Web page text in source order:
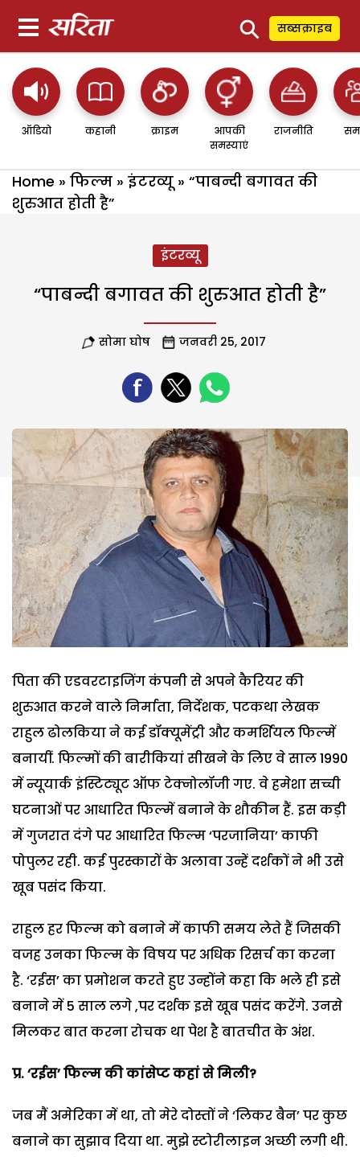
⚲ सब्सक्राइब
ऑडियो कहानी क्राइम
आपकी
समस्याएं
राजनीति
Home » फिल्म » इंटरव्यू» “पाबन्दी बगावत की
शुरुआत होती है”
इंटरव्यू
“पाबन्दी बगावत की शुरुआत होती है”
सोमा घोष जनवरी 25, 2017
पिता की एडवरटाइजिंग कंपनी से अपने कैरियर की
शुरुआत करने वाले निर्माता, निर्देशक, पटकथा लेखक
राहुल ढोलकिया ने कई डॉक्यूमेंट्री और कमर्शियल फिल्में
बनायीं. फिल्मों की बारीकियां सीखने के लिए वे साल 1990
में न्यूयार्क इंस्टिट्यूट ऑफ टेक्नोलॉजी गए. वे हमेशा सच्ची
घटनाओं पर आधारित फिल्में बनाने के शौकीन हैं. इस कड़ी
में गुजरात दंगे पर आधारित फिल्म ‘परजानिया’ काफी
पोपुलर रही. कई पुरस्कारों के अलावा उन्हें दर्शकों ने भी उसे
खूब पसंद किया.
राहुल हर फिल्म को बनाने में काफी समय लेते हैं जिसकी
वजह उनका फिल्म के विषय पर अधिक रिसर्च का करना
है. ‘रईस’ का प्रमोशन करते हुए उन्होंने कहा कि भले ही इसे
बनाने में 5 साल लगे ,पर दर्शक इसे खूब पसंद करेंगे. उनसे
मिलकर बात करना रोचक था पेश है बातचीत के अंश.
प्र. ‘रईस’ फिल्म की कांसेप्ट कहां से मिली?
जब मैं अमेरिका में था, तो मेरे दोस्तों ने ‘लिकर बैन’ पर कुछ
बनाने का सुझाव दिया था. मुझे स्टोरीलाइन अच्छी लगी थी.